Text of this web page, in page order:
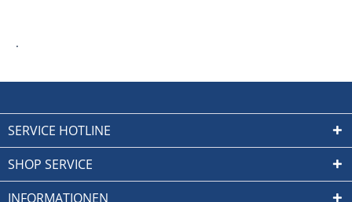
.
SERVICE HOTLINE
SHOP SERVICE
INFORMATIONEN